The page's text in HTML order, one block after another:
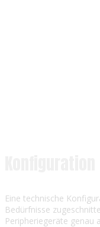
Eine technische
Bedürfnisse
Peripheriegeräte genau